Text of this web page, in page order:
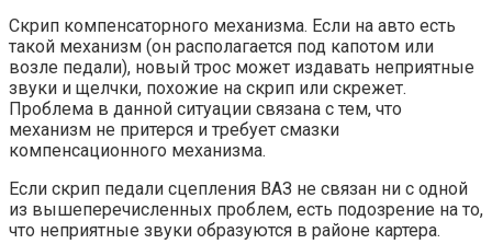
Скрип компенсаторного механизма. Если на авто есть
такой механизм (он располагается под капотом или
возле педали), новый трос может издавать неприятные
звуки и щелчки, похожие на скрип или скрежет.
Проблема в данной ситуации связана с тем, что
механизм не притерся и требует смазки
компенсационного механизма.
Если скрип педали сцепления ВАЗ не связан ни с одной
из вышеперечисленных проблем, есть подозрение на то,
что неприятные звуки образуются в районе картера.